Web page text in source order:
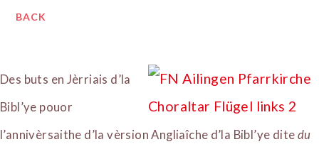
BACK
Des buts en Jèrriais d’la
Bibl’ye pouor
l’annivèrsaithe d’la vèrsion Angliaîche d’la Bibl’ye dite du